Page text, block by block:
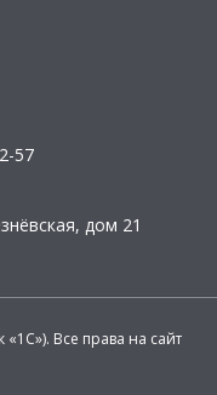
57
дом 21
Все права на сайт